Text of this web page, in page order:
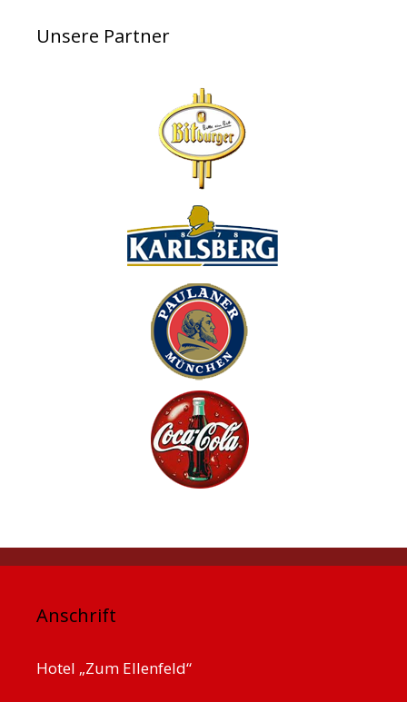
Unsere Partner
Anschrift
Hotel „Zum Ellenfeld“